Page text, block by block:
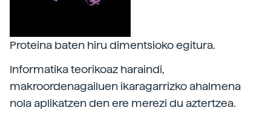
Proteina baten hiru dimentsioko egitura.
Informatika teorikoaz haraindi,
makroordenagailuen ikaragarrizko ahalmena
nola aplikatzen den ere merezi du aztertzea.